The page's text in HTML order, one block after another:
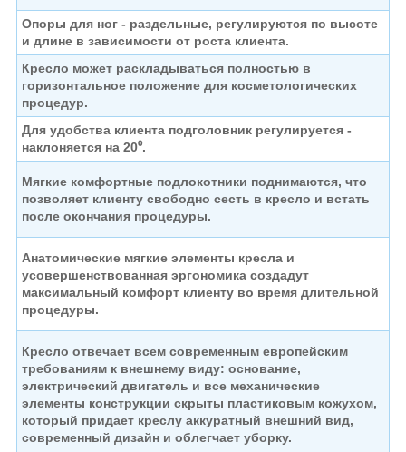
Опоры для ног - раздельные, регулируются по высоте
и длине в зависимости от роста клиента.
Кресло может раскладываться полностью в
горизонтальное положение для косметологических
процедур.
Для удобства клиента подголовник регулируется -
наклоняется на 20⁰.
Мягкие комфортные подлокотники поднимаются, что
позволяет клиенту свободно сесть в кресло и встать
после окончания процедуры.
Анатомические мягкие элементы кресла и
усовершенствованная эргономика создадут
максимальный комфорт клиенту во время длительной
процедуры.
Кресло отвечает всем современным европейским
требованиям к внешнему виду: основание,
электрический двигатель и все механические
элементы конструкции скрыты пластиковым кожухом,
который придает креслу аккуратный внешний вид,
современный дизайн и облегчает уборку.